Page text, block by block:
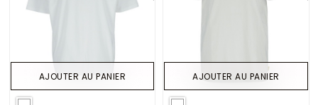
AJOUTER AU PANIER AJOUTER AU PANIER